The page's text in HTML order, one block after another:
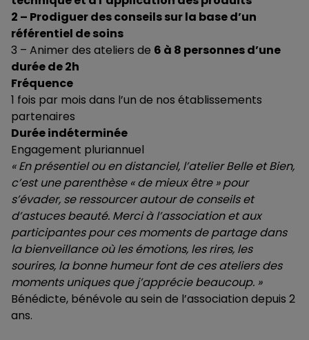
2 – Prodiguer des conseils sur la base d’un
référentiel de soins
3 – Animer des ateliers de 6 à 8 personnes d’une
durée de 2h
Fréquence
1 fois par mois dans l’un de nos établissements
partenaires
Durée indéterminée
Engagement pluriannuel
« En présentiel ou en distanciel, l’atelier Belle et Bien,
c’est une parenthèse « de mieux être » pour
s’évader, se ressourcer autour de conseils et
d’astuces beauté. Merci à l’association et aux
participantes pour ces moments de partage dans
la bienveillance où les émotions, les rires, les
sourires, la bonne humeur font de ces ateliers des
moments uniques que j’apprécie beaucoup. »
Bénédicte, bénévole au sein de l’association depuis 2
ans.